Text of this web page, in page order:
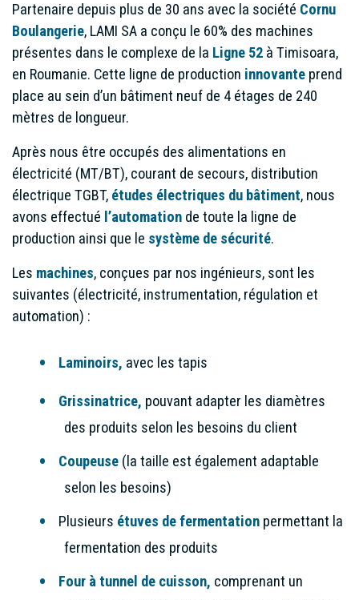
Partenaire depuis plus de 30 ans avec la société Cornu
Boulangerie, LAMI SA a conçu le 60% des machines
présentes dans le complexe de la Ligne 52 à Timisoara,
en Roumanie. Cette ligne de production innovante prend
place au sein d’un bâtiment neuf de 4 étages de 240
mètres de longueur.
Après nous être occupés des alimentations en
électricité (MT/BT), courant de secours, distribution
électrique TGBT, études électriques du bâtiment, nous
avons effectué l’automation de toute la ligne de
production ainsi que le système de sécurité.
Les machines, conçues par nos ingénieurs, sont les
suivantes (électricité, instrumentation, régulation et
automation) :
Laminoirs, avec les tapis
Grissinatrice, pouvant adapter les diamètres
des produits selon les besoins du client
Coupeuse (la taille est également adaptable
selon les besoins)
Plusieurs étuves de fermentation permettant la
fermentation des produits
Four à tunnel de cuisson, comprenant un